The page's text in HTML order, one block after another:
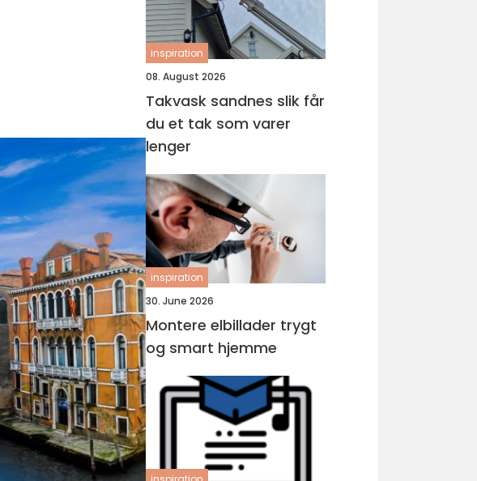
inspiration
08. August 2026
Takvask sandnes slik får
du et tak som varer
lenger
inspiration
30. June 2026
Montere elbillader trygt
og smart hjemme